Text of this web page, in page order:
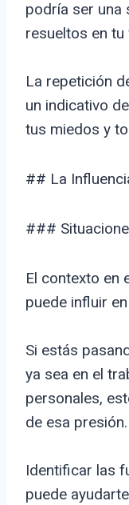
podría ser una
resueltos en tu
La repetición
un indicativo
tus miedos y
## La
###
El contexto en
puede influir
Si estás
ya sea en el
personales,
de esa presión.
Identificar las
puede